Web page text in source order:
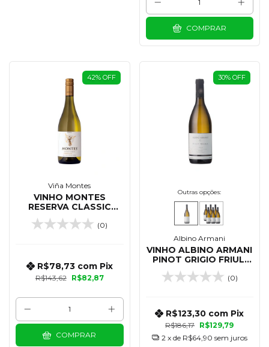
COMPRAR
42% OFF
Viña Montes
VINHO MONTES
RESERVA CLASSIC
CHARDONNAY 750 ML
(0)
R$143,62 R$82,87
R$78,73 com Pix
COMPRAR
30% OFF
Outras opções:
Albino Armani
VINHO ALBINO ARMANI
PINOT GRIGIO FRIULI
GRAVE 750 ML
(0)
R$186,17 R$129,79
R$123,30 com Pix
2 x de R$64,90 sem juros